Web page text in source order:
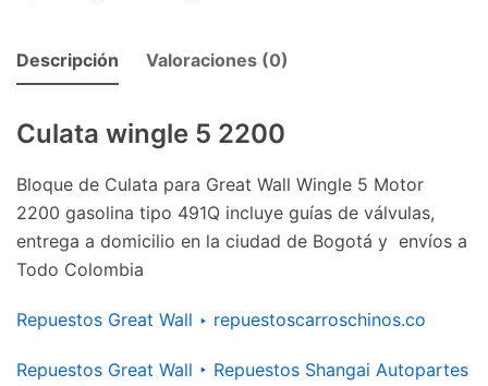
Descripción Valoraciones (0)
Culata wingle 5 2200
Bloque de Culata para Great Wall Wingle 5 Motor
2200 gasolina tipo 491Q incluye guías de válvulas,
entrega a domicilio en la ciudad de Bogotá y envíos a
Todo Colombia
Repuestos Great Wall ‣ repuestoscarroschinos.co
Repuestos Great Wall ‣ Repuestos Shangai Autopartes